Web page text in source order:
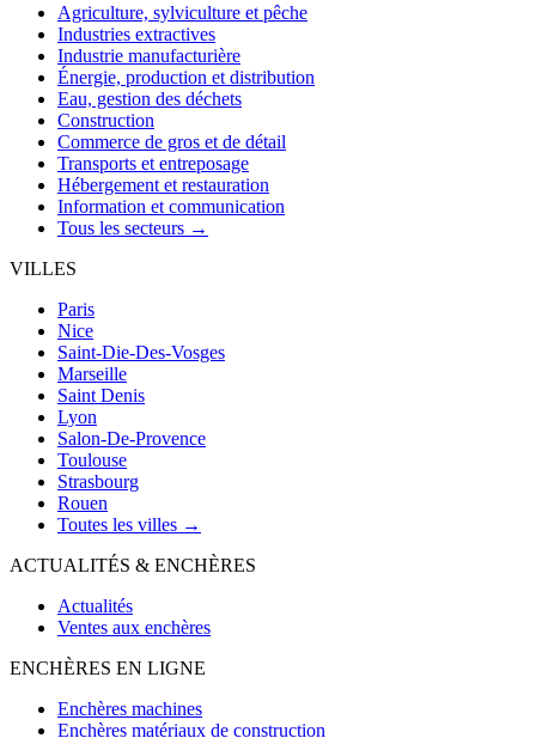
Agriculture, sylviculture et pêche
Industries extractives
Industrie manufacturière
Énergie, production et distribution
Eau, gestion des déchets
Construction
Commerce de gros et de détail
Transports et entreposage
Hébergement et restauration
Information et communication
Tous les secteurs →
VILLES
Paris
Nice
Saint-Die-Des-Vosges
Marseille
Saint Denis
Lyon
Salon-De-Provence
Toulouse
Strasbourg
Rouen
Toutes les villes →
ACTUALITÉS & ENCHÈRES
Actualités
Ventes aux enchères
ENCHÈRES EN LIGNE
Enchères machines
Enchères matériaux de construction